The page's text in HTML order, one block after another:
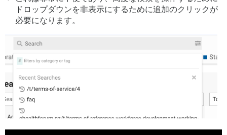
ドロップダウンを非表示にするために追加のクリックが
必要になります。